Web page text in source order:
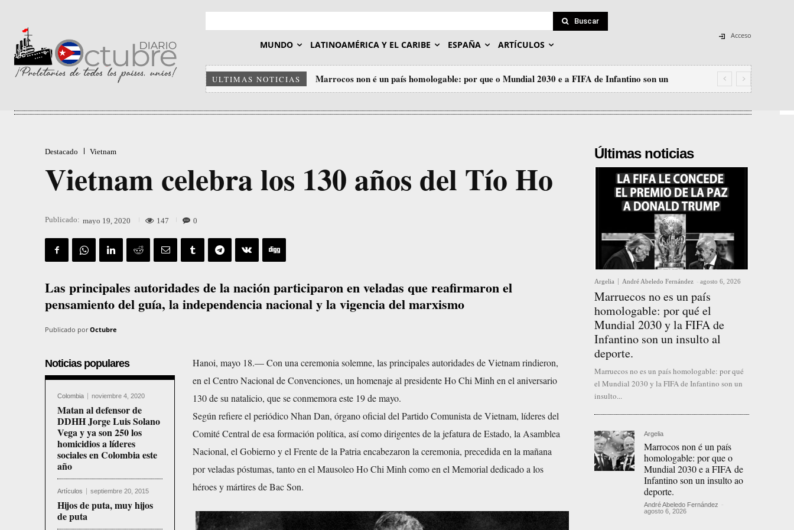
Buscar
MUNDO LATINOAMÉRICA Y EL CARIBE ESPAÑA ARTÍCULOS
Acceso
ULTIMAS NOTICIAS
Marrocos non é un país homologable: por que o Mundial 2030 e a FIFA de Infantino son un
insulto ao deporte.
Destacado Vietnam
Vietnam celebra los 130 años del Tío Ho
Publicado: mayo 19, 2020 147 0
Las principales autoridades de la nación participaron en veladas que reafirmaron el
pensamiento del guía, la independencia nacional y la vigencia del marxismo
Publicado por Octubre
Noticias populares
Colombia noviembre 4, 2020
Matan al defensor de
DDHH Jorge Luis Solano
Vega y ya son 250 los
homicidios a líderes
sociales en Colombia este
año
Artículos septiembre 20, 2015
Hijos de puta, muy hijos
de puta
Hanoi, mayo 18.— Con una ceremonia solemne, las principales autoridades de Vietnam rindieron,
en el Centro Nacional de Convenciones, un homenaje al presidente Ho Chi Minh en el aniversario
130 de su natalicio, que se conmemora este 19 de mayo.
Según refiere el periódico Nhan Dan, órgano oficial del Partido Comunista de Vietnam, líderes del
Comité Central de esa formación política, así como dirigentes de la jefatura de Estado, la Asamblea
Nacional, el Gobierno y el Frente de la Patria encabezaron la ceremonia, precedida en la mañana
por veladas póstumas, tanto en el Mausoleo Ho Chi Minh como en el Memorial dedicado a los
héroes y mártires de Bac Son.
Últimas noticias
Argelia André Abeledo Fernández - agosto 6, 2026
Marruecos no es un país
homologable: por qué el
Mundial 2030 y la FIFA de
Infantino son un insulto al
deporte.
Marruecos no es un país homologable: por qué
el Mundial 2030 y la FIFA de Infantino son un
insulto...
Argelia
Marrocos non é un país
homologable: por que o
Mundial 2030 e a FIFA de
Infantino son un insulto ao
deporte.
André Abeledo Fernández -
agosto 6, 2026